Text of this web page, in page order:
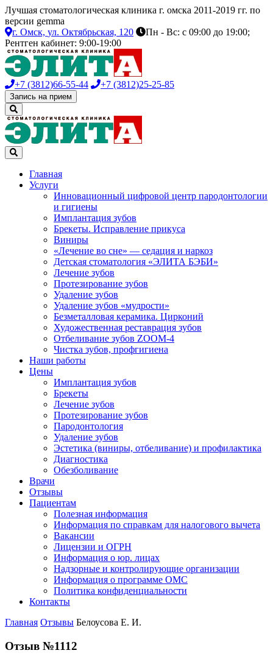
Лучшая стоматологическая клиника г. омска 2011-2019 гг. по
версии gemma
г. Омск, ул. Октябрьская, 120
Пн - Вс: с 09:00 до 19:00;
Рентген кабинет: 9:00-19:00
+7 (3812)66-55-44 +7 (3812)25-25-85
Запись на прием
Главная
Услуги
Инновационный цифровой центр пародонтологии
и гигиены
Имплантация зубов
Брекеты. Исправление прикуса
Виниры
«Лечение во сне» — седация и наркоз
Детская стоматология «ЭЛИТА БЭБИ»
Лечение зубов
Протезирование зубов
Удаление зубов
Удаление зубов «мудрости»
Безметалловая керамика. Цирконий
Художественная реставрация зубов
Отбеливание зубов ZOOM-4
Чистка зубов, профгигиена
Наши работы
Цены
Имплантация зубов
Брекеты
Лечение зубов
Протезирование зубов
Пародонтология
Удаление зубов
Эстетика (виниры, отбеливание) и профилактика
Диагностика
Обезболивание
Врачи
Отзывы
Пациентам
Полезная информация
Информация по справкам для налогового вычета
Вакансии
Лицензии и ОГРН
Информация о юр. лицах
Надзорные и контролирующие организации
Информация о программе ОМС
Политика конфиденциальности
Контакты
Главная Отзывы Белоусова Е. И.
Отзыв №1112